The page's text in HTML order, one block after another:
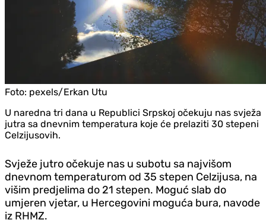
Foto: pexels/Erkan Utu
U naredna tri dana u Republici Srpskoj očekuju nas svježa
jutra sa dnevnim temperatura koje će prelaziti 30 stepeni
Celzijusovih.
Svježe jutro očekuje nas u subotu sa najvišom
dnevnom temperaturom od 35 stepen Celzijusa, na
višim predjelima do 21 stepen. Moguć slab do
umjeren vjetar, u Hercegovini moguća bura, navode
iz RHMZ.